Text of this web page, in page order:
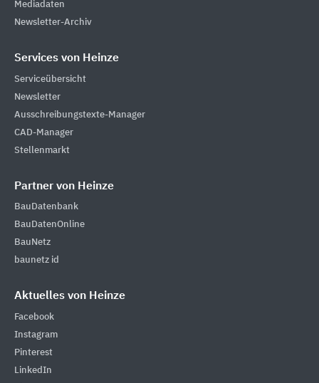
Mediadaten
Newsletter-Archiv
Services von Heinze
Serviceübersicht
Newsletter
Ausschreibungstexte-Manager
CAD-Manager
Stellenmarkt
Partner von Heinze
BauDatenbank
BauDatenOnline
BauNetz
baunetz id
Aktuelles von Heinze
Facebook
Instagram
Pinterest
LinkedIn